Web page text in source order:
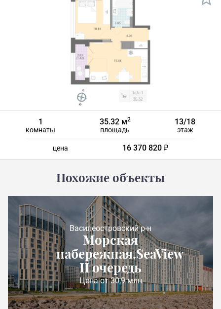
1
комнаты
35.32 м2
площадь
13/18
этаж
цена 16 370 820 ₽
Похожие объекты
Василеостровский р-н
Морская
набережная.SeaView
II очередь
Цена от 30,9 млн